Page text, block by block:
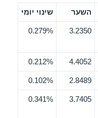
השער שינוי יומי
3.2350
0.279%
4.4052
0.212%
2.8489
0.102%
3.7405
0.341%